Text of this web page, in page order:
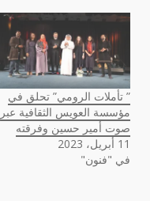
” تأملات الرومي” تحلق في
مؤسسة العويس الثقافية عبر
صوت أمير حسين وفرقته
11 أبريل، 2023
في "فنون"